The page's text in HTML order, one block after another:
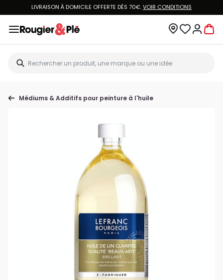
LIVRAISON À DOMICILE OFFERTE DÈS 70€.VOIR CONDITIONS
Médiums & Additifs pour peinture à l'huile